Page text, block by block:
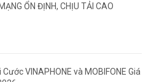
ỔN ĐỊNH, CHỊU TẢI CAO
VINAPHONE và MOBIFONE Giá